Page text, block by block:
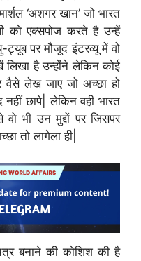
‘अशगर खान’ जो भारत
को एक्सपोज करते है उन्हें
पर मौजूद इंटरव्यू में वो
है उन्होंने लेकिन कोई
वैसे लेख जाए जो अच्छा हो
छापे| लेकिन वही भारत
भी उन मुद्दों पर जिसपर
तो लागेला ही|
बनाने की कोशिश की है